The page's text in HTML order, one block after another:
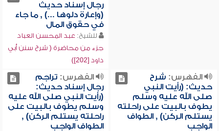
رجال إسناد حديث
(وإعارة دلوها ...) , ما جاء
في حقوق المال
للشيخ: عبد المحسن العباد
جزء من محاضرة ( شرح سنن أبي
داود [202])
الفهرس: شرح
حديث: (رأيت النبي
صلى الله عليه وسلم
يطوف بالبيت على راحلته
يستلم الركن) , الطواف
الواجب
الفهرس: تراجم
رجال إسناد حديث:
(رأيت النبي صلى الله عليه
وسلم يطوف بالبيت على
راحلته يستلم الركن) ,
الطواف الواجب